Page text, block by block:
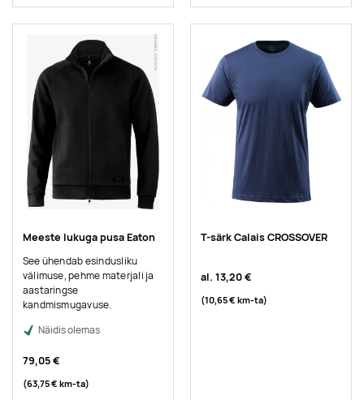
Meeste lukuga pusa Eaton
See ühendab esindusliku
välimuse, pehme materjali ja
aastaringse
kandmismugavuse.
Näidis olemas
79,05 €
(63,75 € km-ta)
T-särk Calais CROSSOVER
al. 13,20 €
(10,65 € km-ta)